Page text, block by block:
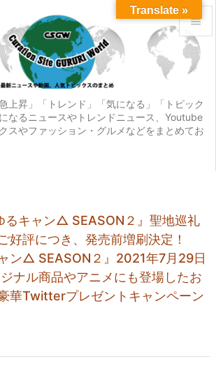
上昇」「トレンド」「気になる」「トピック
なるニュースやトレンドニュース、Youtube
スやファッション・グルメなどをまとめてお


メニュ
サイド

前へ
るキャン△ SEASON２』聖地巡礼
評につき、発売前増刷決定！
ン△ SEASON２』2021年7月29日
ジナル商品やアニメにも登場したお
華Twitterプレゼントキャンペーン
Translate »